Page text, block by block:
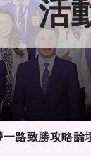
劃書
活
一路致勝攻略論